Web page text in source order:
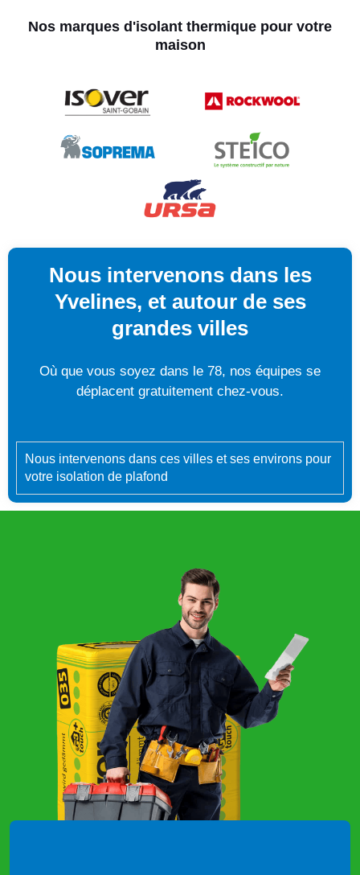
Nos marques d'isolant thermique pour votre
maison
Nous intervenons dans les
Yvelines, et autour de ses
grandes villes
Où que vous soyez dans le 78, nos équipes se
déplacent gratuitement chez-vous.
Nous intervenons dans ces villes et ses environs pour
votre isolation de plafond